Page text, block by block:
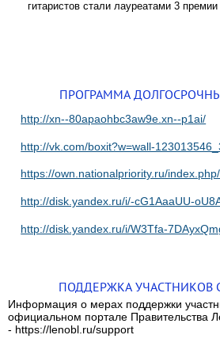
гитаристов стали лауреатами 3 премии
ПРОГРАММА
http://xn--80apaohbc3aw9e.xn--p1ai/
http://vk.com/boxit?w=wall-
https://own.nationalpriority.ru/
http://disk.yandex.ru/i/-cG1AaaUU-
http://disk.yandex.ru/i/W3Tfa-
ПОДДЕРЖКА УЧАСТНИКОВ
Информация о мерах поддержки
официальном портале Правительства
- https://lenobl.ru/support